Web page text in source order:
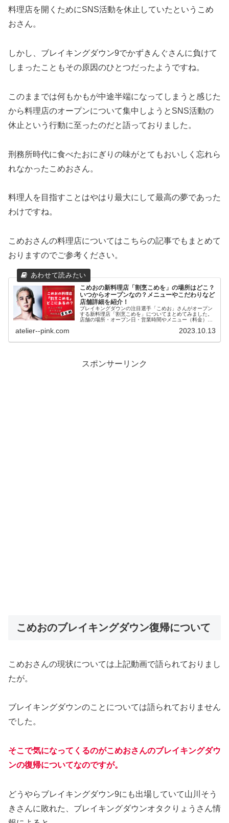
料理店を開くためにSNS活動を休止していたというこめ
おさん。
しかし、ブレイキングダウン9でかずきんぐさんに負けて
しまったこともその原因のひとつだったようですね。
このままでは何もかもが中途半端になってしまうと感じた
から料理店のオープンについて集中しようとSNS活動の
休止という行動に至ったのだと語っておりました。
刑務所時代に食べたおにぎりの味がとてもおいしく忘れら
れなかったこめおさん。
料理人を目指すことはやはり最大にして最高の夢であった
わけですね。
こめおさんの料理店についてはこちらの記事でもまとめて
おりますのでご参考ください。
こめおの新料理店「割烹こめを」の場所はどこ？
いつからオープンなの？メニューやこだわりなど
店舗詳細を紹介！
ブレイキングダウンの注目選手「こめお」さんがオープン
する新料理店「割烹こめを」についてまとめてみました。
店舗の場所・オープン日・営業時間やメニュー（料金）・
atelier--pink.com 2023.10.13
スポンサーリンク
こめおのブレイキングダウン復帰について
こめおさんの現状については上記動画で語られておりまし
たが。
ブレイキングダウンのことについては語られておりません
でした。
そこで気になってくるのがこめおさんのブレイキングダウ
ンの復帰についてなのですが。
どうやらブレイキングダウン9にも出場していて山川そう
きさんに敗れた、ブレイキングダウンオタクりょうさん情